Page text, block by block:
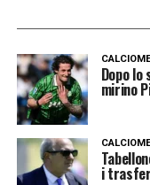
Dopo
mirino
i